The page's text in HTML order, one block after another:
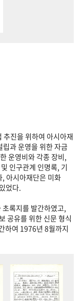
진을 위하여 아시아재
과 운영을 위한 자금
운영비와 각종 장비,
인구관계 인명록, 기
아시아재단은 미화
었다.
록지를 발간하였고,
공유를 위한 신문 형식
하여 1976년 8월까지